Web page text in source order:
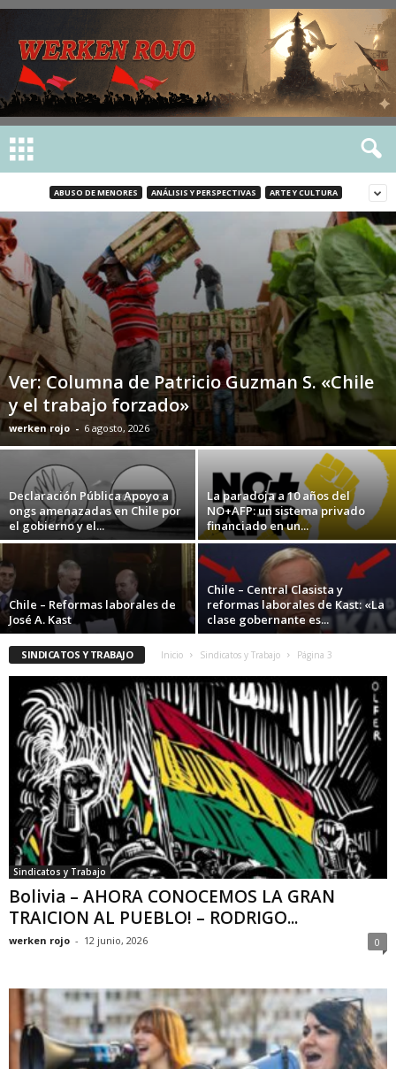
ABUSO DE MENORES ANÁLISIS Y PERSPECTIVAS ARTE Y CULTURA
Ver: Columna de Patricio Guzman S. «Chile
y el trabajo forzado»
werken rojo - 6 agosto, 2026
Declaración Pública Apoyo a
ongs amenazadas en Chile por
el gobierno y el...
La paradoja a 10 años del
NO+AFP: un sistema privado
financiado en un...
Chile – Reformas laborales de
José A. Kast
Chile – Central Clasista y
reformas laborales de Kast: «La
clase gobernante es...
SINDICATOS Y TRABAJO Inicio Sindicatos y Trabajo Página 3
Sindicatos y Trabajo
Bolivia – AHORA CONOCEMOS LA GRAN
TRAICION AL PUEBLO! – RODRIGO...
werken rojo - 12 junio, 2026 0